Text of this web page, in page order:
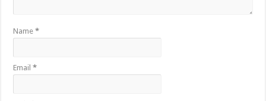
Name*
Email*